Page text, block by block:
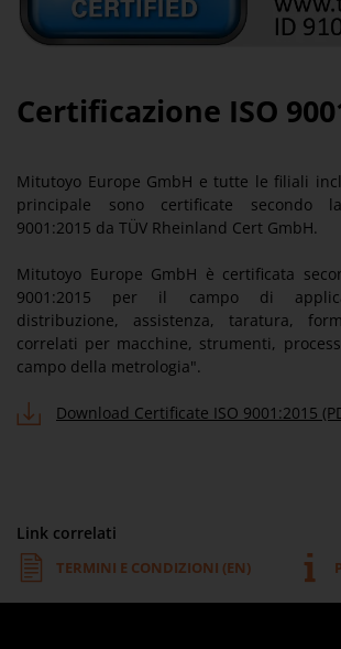
Certificazione ISO
Mitutoyo Europe GmbH e tutte le filiali
principale sono certificate secondo
9001:2015 da TÜV Rheinland Cert GmbH.
Mitutoyo Europe GmbH è certificata
9001:2015 per il campo di
distribuzione, assistenza, taratura,
correlati per macchine, strumenti,
campo della metrologia".
Download Certificate ISO 9001:2015
Link correlati
TERMINI E CONDIZIONI (EN)